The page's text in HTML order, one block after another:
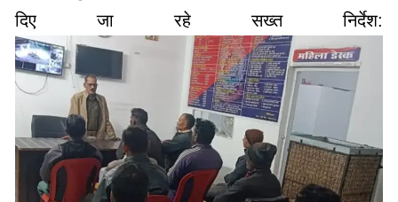
दिए जा रहे सख्त निर्देश: